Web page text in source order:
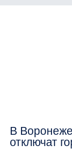
В
отключат